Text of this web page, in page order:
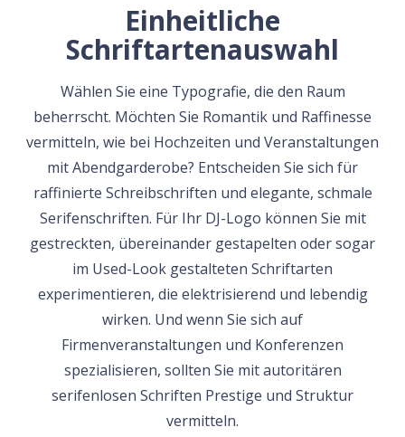
Einheitliche
Schriftartenauswahl
Wählen Sie eine Typografie, die den Raum
beherrscht. Möchten Sie Romantik und Raffinesse
vermitteln, wie bei Hochzeiten und Veranstaltungen
mit Abendgarderobe? Entscheiden Sie sich für
raffinierte Schreibschriften und elegante, schmale
Serifenschriften. Für Ihr DJ-Logo können Sie mit
gestreckten, übereinander gestapelten oder sogar
im Used-Look gestalteten Schriftarten
experimentieren, die elektrisierend und lebendig
wirken. Und wenn Sie sich auf
Firmenveranstaltungen und Konferenzen
spezialisieren, sollten Sie mit autoritären
serifenlosen Schriften Prestige und Struktur
vermitteln.